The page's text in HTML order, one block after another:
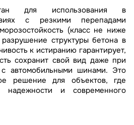
для использования в
с резкими перепадами
(класс не ниже
структуры бетона в
к истиранию гарантирует,
сохранит свой вид даже при
с автомобильными шинами. Это
решение для объектов, где
надежности и современного